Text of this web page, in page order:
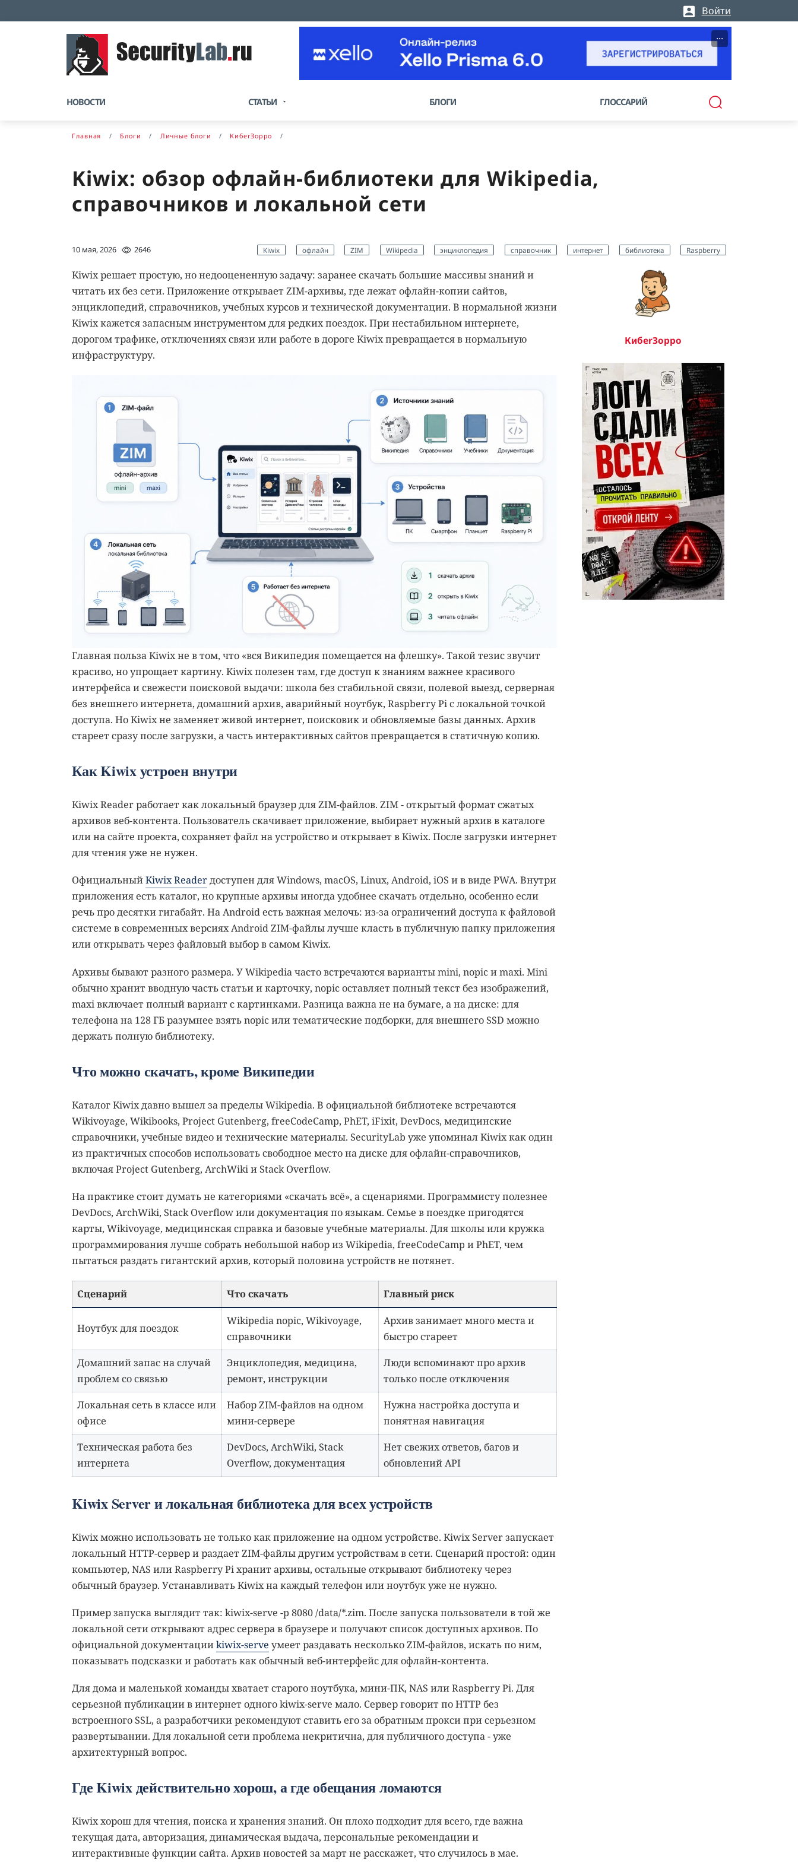
Войти
···
НОВОСТИ СТАТЬИ БЛОГИ ГЛОССАРИЙ
Главная Блоги Личные блоги КибerЗорро
Kiwix: обзор офлайн-библиотеки для Wikipedia,
справочников и локальной сети
10 мая, 2026 2646 Kiwix офлайн ZIM Wikipedia энциклопедия справочник интернет библиотека Raspberry
Kiwix решает простую, но недооцененную задачу: заранее скачать большие массивы знаний и
читать их без сети. Приложение открывает ZIM-архивы, где лежат офлайн-копии сайтов,
энциклопедий, справочников, учебных курсов и технической документации. В нормальной жизни
Kiwix кажется запасным инструментом для редких поездок. При нестабильном интернете,
дорогом трафике, отключениях связи или работе в дороге Kiwix превращается в нормальную
инфраструктуру.
Главная польза Kiwix не в том, что «вся Википедия помещается на флешку». Такой тезис звучит
красиво, но упрощает картину. Kiwix полезен там, где доступ к знаниям важнее красивого
интерфейса и свежести поисковой выдачи: школа без стабильной связи, полевой выезд, серверная
без внешнего интернета, домашний архив, аварийный ноутбук, Raspberry Pi с локальной точкой
доступа. Но Kiwix не заменяет живой интернет, поисковик и обновляемые базы данных. Архив
стареет сразу после загрузки, а часть интерактивных сайтов превращается в статичную копию.
Как Kiwix устроен внутри
Kiwix Reader работает как локальный браузер для ZIM-файлов. ZIM - открытый формат сжатых
архивов веб-контента. Пользователь скачивает приложение, выбирает нужный архив в каталоге
или на сайте проекта, сохраняет файл на устройство и открывает в Kiwix. После загрузки интернет
для чтения уже не нужен.
ОфициальныйKiwix Readerдоступен для Windows, macOS, Linux, Android, iOS и в виде PWA. Внутри
приложения есть каталог, но крупные архивы иногда удобнее скачать отдельно, особенно если
речь про десятки гигабайт. На Android есть важная мелочь: из-за ограничений доступа к файловой
системе в современных версиях Android ZIM-файлы лучше класть в публичную папку приложения
или открывать через файловый выбор в самом Kiwix.
Архивы бывают разного размера. У Wikipedia часто встречаются варианты mini, nopic и maxi. Mini
обычно хранит вводную часть статьи и карточку, nopic оставляет полный текст без изображений,
maxi включает полный вариант с картинками. Разница важна не на бумаге, а на диске: для
телефона на 128 ГБ разумнее взять nopic или тематические подборки, для внешнего SSD можно
держать полную библиотеку.
Что можно скачать, кроме Википедии
Каталог Kiwix давно вышел за пределы Wikipedia. В официальной библиотеке встречаются
Wikivoyage, Wikibooks, Project Gutenberg, freeCodeCamp, PhET, iFixit, DevDocs, медицинские
справочники, учебные видео и технические материалы. SecurityLab уже упоминал Kiwix как один
из практичных способов использовать свободное место на диске для офлайн-справочников,
включая Project Gutenberg, ArchWiki и Stack Overflow.
На практике стоит думать не категориями «скачать всё», а сценариями. Программисту полезнее
DevDocs, ArchWiki, Stack Overflow или документация по языкам. Семье в поездке пригодятся
карты, Wikivoyage, медицинская справка и базовые учебные материалы. Для школы или кружка
программирования лучше собрать небольшой набор из Wikipedia, freeCodeCamp и PhET, чем
пытаться раздать гигантский архив, который половина устройств не потянет.
Сценарий Что скачать Главный риск
Ноутбук для поездок
Wikipedia nopic, Wikivoyage,
справочники
Архив занимает много места и
быстро стареет
Домашний запас на случай
проблем со связью
Энциклопедия, медицина,
ремонт, инструкции
Люди вспоминают про архив
только после отключения
Локальная сеть в классе или
офисе
Набор ZIM-файлов на одном
мини-сервере
Нужна настройка доступа и
понятная навигация
Техническая работа без
интернета
DevDocs, ArchWiki, Stack
Overflow, документация
Нет свежих ответов, багов и
обновлений API
Kiwix Server и локальная библиотека для всех устройств
Kiwix можно использовать не только как приложение на одном устройстве. Kiwix Server запускает
локальный HTTP-сервер и раздает ZIM-файлы другим устройствам в сети. Сценарий простой: один
компьютер, NAS или Raspberry Pi хранит архивы, остальные открывают библиотеку через
обычный браузер. Устанавливать Kiwix на каждый телефон или ноутбук уже не нужно.
Пример запуска выглядит так: kiwix-serve -p 8080 /data/*.zim. После запуска пользователи в той же
локальной сети открывают адрес сервера в браузере и получают список доступных архивов. По
официальной документацииkiwix-serve умеет раздавать несколько ZIM-файлов, искать по ним,
показывать подсказки и работать как обычный веб-интерфейс для офлайн-контента.
Для дома и маленькой команды хватает старого ноутбука, мини-ПК, NAS или Raspberry Pi. Для
серьезной публикации в интернет одного kiwix-serve мало. Сервер говорит по HTTP без
встроенного SSL, а разработчики рекомендуют ставить его за обратным прокси при серьезном
развертывании. Для локальной сети проблема некритична, для публичного доступа - уже
архитектурный вопрос.
Где Kiwix действительно хорош, а где обещания ломаются
Kiwix хорош для чтения, поиска и хранения знаний. Он плохо подходит для всего, где важна
текущая дата, авторизация, динамическая выдача, персональные рекомендации и
интерактивные функции сайта. Архив новостей за март не расскажет, что случилось в мае.
КибerЗорро